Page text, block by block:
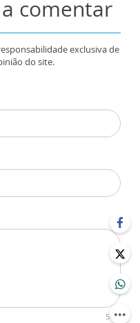
comentar
exclusiva de
do site.
500